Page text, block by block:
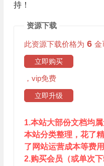
持！
资源下载
此资源下载价格为 6 金
立即购买
，vip免费
立即升级
1.本站大部份文档均
本站分类整理，花了
了网站运营成本等费
2.购买会员（或单次